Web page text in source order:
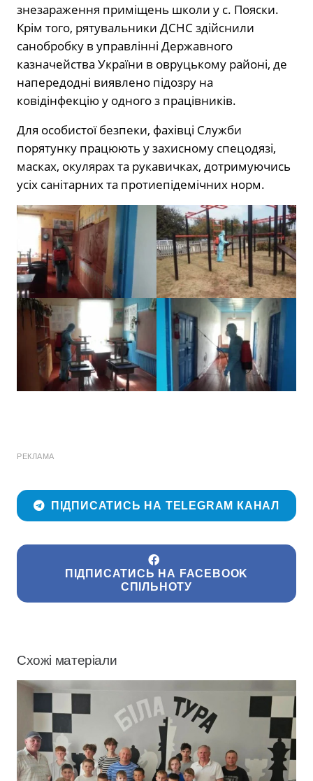
знезараження приміщень школи у с. Пояски.
Крім того, рятувальники ДСНС здійснили
санобробку в управлінні Державного
казначейства України в овруцькому районі, де
напередодні виявлено підозру на
ковідінфекцію у одного з працівників.
Для особистої безпеки, фахівці Служби
порятунку працюють у захисному спецодязі,
масках, окулярах та рукавичках, дотримуючись
усіх санітарних та протиепідемічних норм.
РЕКЛАМА
ПІДПИСАТИСЬ НА TELEGRAM КАНАЛ
ПІДПИСАТИСЬ НА FACEBOOK
СПІЛЬНОТУ
Схожі матеріали